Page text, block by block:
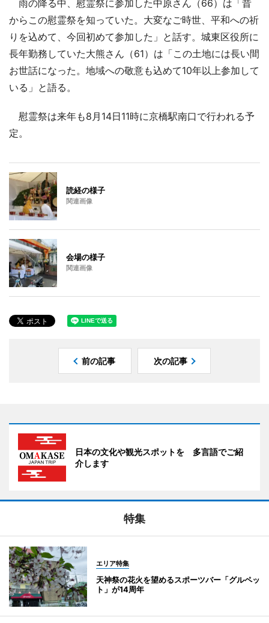
雨の降る中、慰霊祭に参加した中原さん（66）は「昔
からこの慰霊祭を知っていた。大変なご時世、平和への祈
りを込めて、今回初めて参加した」と話す。城東区役所に
長年勤務していた大熊さん（61）は「この土地には長い間
お世話になった。地域への敬意も込めて10年以上参加して
いる」と語る。
慰霊祭は来年も8月14日11時に京橋駅南口で行われる予
定。
読経の様子
関連画像
会場の様子
関連画像
前の記事 次の記事
日本の文化や観光スポットを 多言語でご紹
介します
特集
エリア特集
天神祭の花火を望めるスポーツバー「グルペッ
ト」が14周年